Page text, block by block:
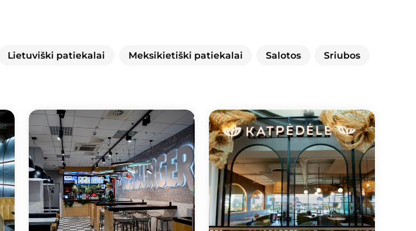
Lietuviški patiekalai Meksikietiški patiekalai Salotos Sriubos